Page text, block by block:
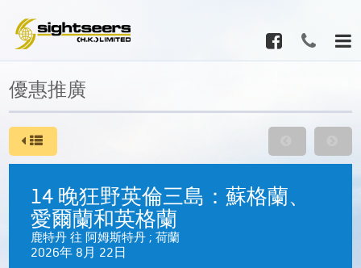
優惠推廣
14 晚狂野英倫三島：蘇格蘭、
愛爾蘭和英格蘭
鹿特丹 往 阿姆斯特丹 ; 荷蘭
2026年 8月 22日